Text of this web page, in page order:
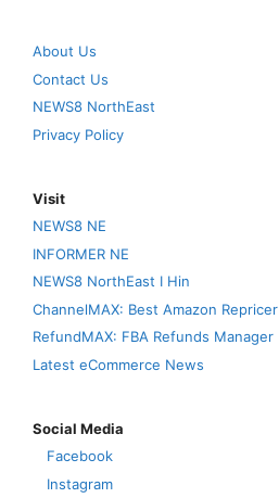
About Us
Contact Us
NEWS8 NorthEast
Privacy Policy
Visit
NEWS8 NE
INFORMER NE
NEWS8 NorthEast I Hin
ChannelMAX: Best Amazon Repricer
RefundMAX: FBA Refunds Manager
Latest eCommerce News
Social Media
Facebook
Instagram